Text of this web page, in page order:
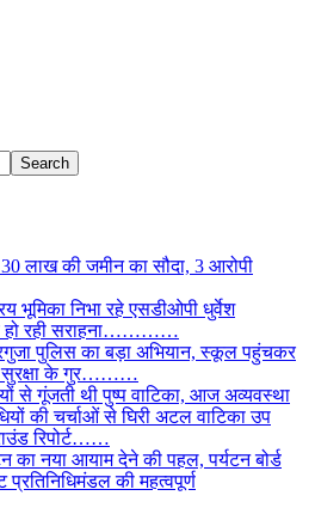
Search
लाख की जमीन का सौदा, 3 आरोपी
भूमिका निभा रहे एसडीओपी धुर्वेश
हो रही सराहना…………
पुलिस का बड़ा अभियान, स्कूल पहुंचकर
सुरक्षा के गुर………
से गूंजती थी पुष्प वाटिका, आज अव्यवस्था
की चर्चाओं से घिरी अटल वाटिका उप
रिपोर्ट……
का नया आयाम देने की पहल, पर्यटन बोर्ड
प्रतिनिधिमंडल की महत्वपूर्ण